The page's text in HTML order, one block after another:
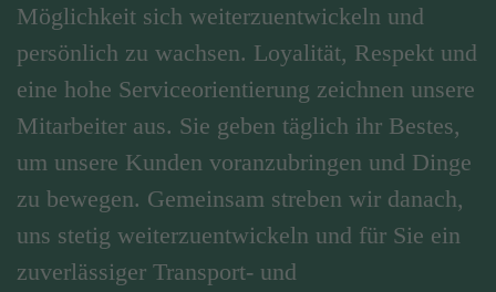
Möglichkeit sich weiterzuentwickeln und
persönlich zu wachsen. Loyalität, Respekt und
eine hohe Serviceorientierung zeichnen unsere
Mitarbeiter aus. Sie geben täglich ihr Bestes,
um unsere Kunden voranzubringen und Dinge
zu bewegen. Gemeinsam streben wir danach,
uns stetig weiterzuentwickeln und für Sie ein
zuverlässiger Transport- und